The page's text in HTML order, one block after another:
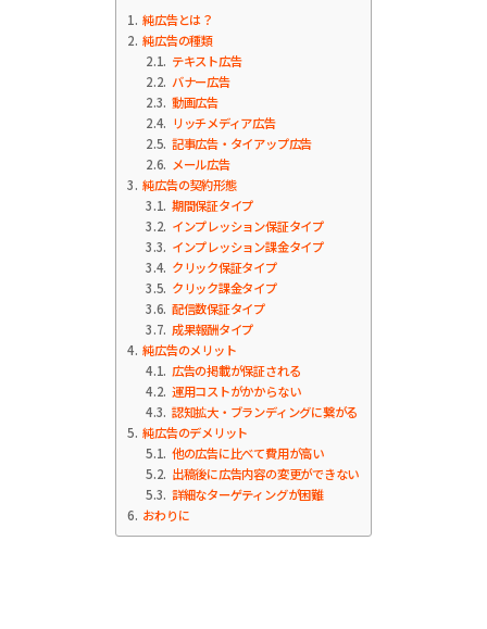
1 純広告とは？
2 純広告の種類
2.1 テキスト広告
2.2 バナー広告
2.3 動画広告
2.4
リッチメディア広告
2.5 記事広告・タイアップ広告
2.6
メール広告
3 純広告の契約形態
3.1 期間保証タイプ
3.2 インプレッション保証タイプ
3.3
インプレッション課金タイプ
3.4 クリック保証タイプ
3.5 クリック課金タイプ
3.6 配信数保証タイプ
3.7 成果報酬タイプ
4 純広告のメリット
4.1 広告の掲載が保証される
4.2 運用コストがかからない
4.3 認知拡大・ブランディングに繋がる
5 純広告のデメリット
5.1 他の広告に比べて費用が高い
5.2 出稿後に広告内容の変更ができない
5.3 詳細なターゲティングが困難
6 おわりに